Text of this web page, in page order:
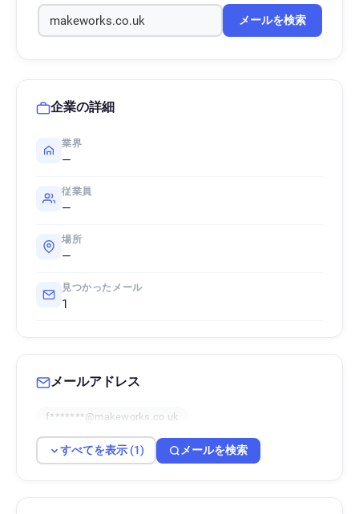
メールを検索
企業の詳細
業界
—
従業員
—
場所
—
見つかったメール
1
メールアドレス
f*******@makeworks.co.uk
すべてを表示 (1) メールを検索